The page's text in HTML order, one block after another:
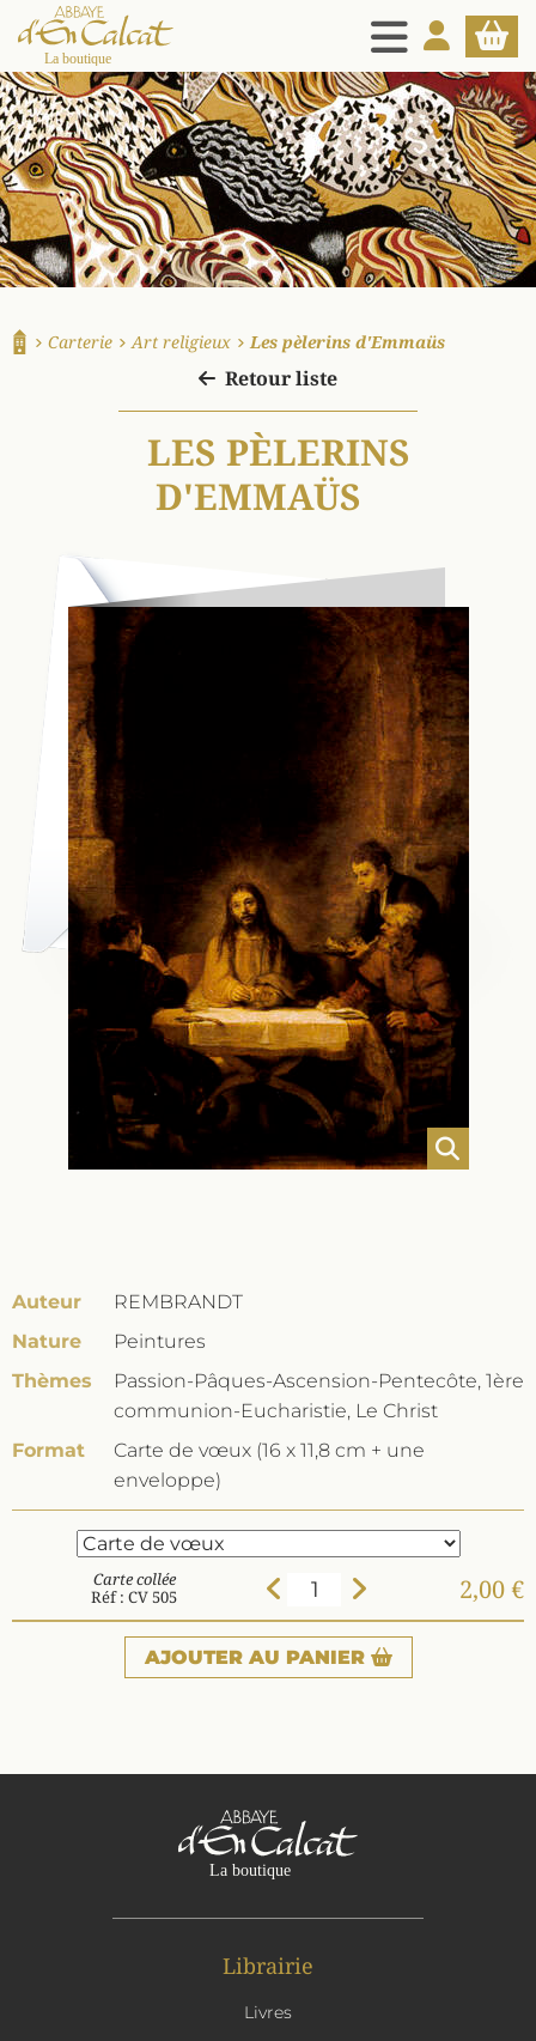
MENU
La boutique d'en Calcat
MON PANIER
Carterie Art religieux Les pèlerins d'Emmaüs
Retour liste
LES PÈLERINS
D'EMMAÜS
Auteur
REMBRANDT
Nature
Peintures
Thèmes
Passion-Pâques-Ascension-Pentecôte, 1ère
communion-Eucharistie, Le Christ
Format
Carte de vœux (16 x 11,8 cm + une
enveloppe)
Carte collée
Réf : CV 505
2,00 €
AJOUTER AU PANIER
Librairie
Livres